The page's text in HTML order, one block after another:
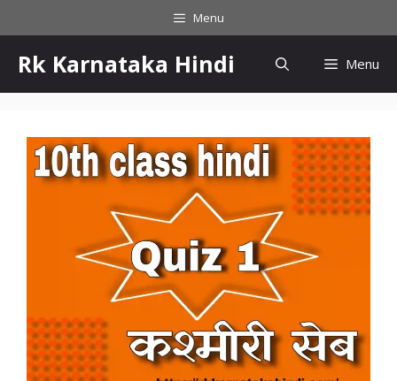
Menu
Rk Karnataka Hindi Menu